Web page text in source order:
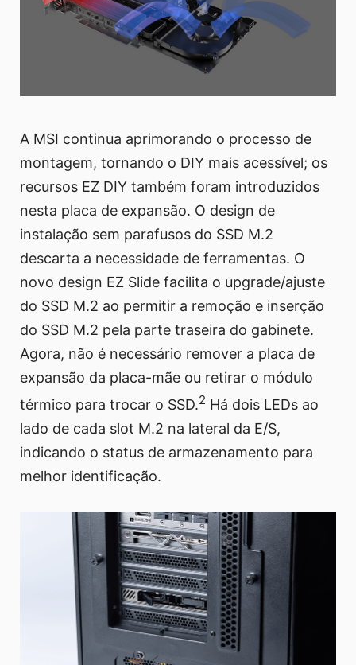
A MSI continua aprimorando o processo de
montagem, tornando o DIY mais acessível; os
recursos EZ DIY também foram introduzidos
nesta placa de expansão. O design de
instalação sem parafusos do SSD M.2
descarta a necessidade de ferramentas. O
novo design EZ Slide facilita o upgrade/ajuste
do SSD M.2 ao permitir a remoção e inserção
do SSD M.2 pela parte traseira do gabinete.
Agora, não é necessário remover a placa de
expansão da placa-mãe ou retirar o módulo
térmico para trocar o SSD.2 Há dois LEDs ao
lado de cada slot M.2 na lateral da E/S,
indicando o status de armazenamento para
melhor identificação.